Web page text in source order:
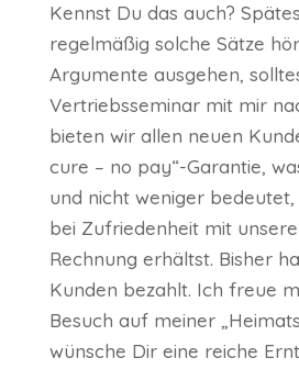
Kennst Du das auch?
regelmäßig solche Sätze
Argumente ausgehen,
Vertriebsseminar mit mir
bieten wir allen neuen
cure – no pay“-Garantie,
und nicht weniger
bei Zufriedenheit mit
Rechnung erhältst. Bisher
Kunden bezahlt. Ich freue
Besuch auf meiner
wünsche Dir eine reiche